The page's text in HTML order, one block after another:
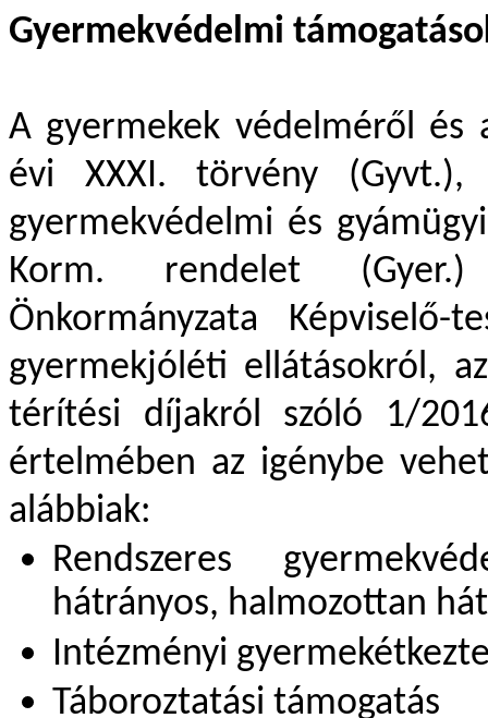
Gyermekvédelmi
A gyermekek védelméről és
évi XXXI. törvény (Gyvt.),
gyermekvédelmi és
Korm. rendelet (Gyer.)
Önkormányzata
gyermekjóléti ellátásokról,
térítési díjakról szóló 1/
értelmében az igénybe
alábbiak:
Rendszeres
hátrányos, halmozottan
Intézményi
Táboroztatási támogatás